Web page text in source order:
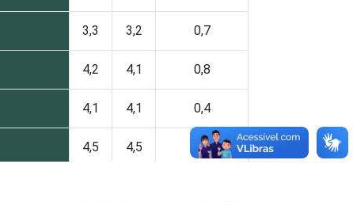
3,3 3,2 0,7
4,2 4,1 0,8
4,1 4,1 0,4
4,5 4,5 0,7